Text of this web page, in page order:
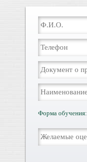
Форма обучения: